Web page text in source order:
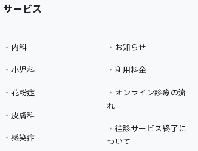
サービス
内科
小児科
花粉症
皮膚科
感染症
お知らせ
利用料金
オンライン診療の流
れ
往診サービス終了に
ついて